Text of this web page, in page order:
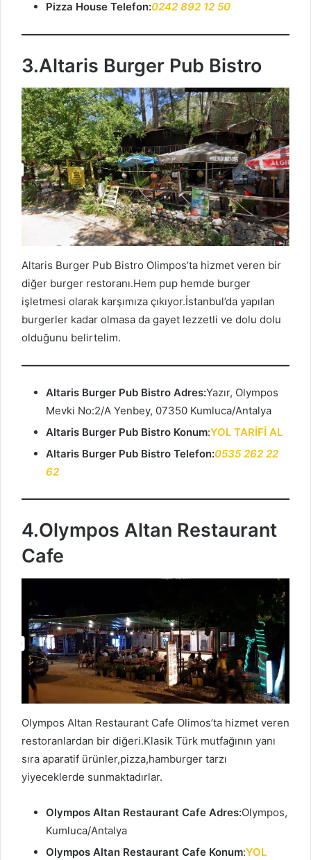
Pizza House Telefon:0242 892 12 50
3.Altaris Burger Pub Bistro
Altaris Burger Pub Bistro Olimpos’ta hizmet veren bir
diğer burger restoranı.Hem pup hemde burger
işletmesi olarak karşımıza çıkıyor.İstanbul’da yapılan
burgerler kadar olmasa da gayet lezzetli ve dolu dolu
olduğunu belirtelim.
Altaris Burger Pub Bistro Adres:Yazır, Olympos
Mevki No:2/A Yenbey, 07350 Kumluca/Antalya
Altaris Burger Pub Bistro Konum:YOL TARİFİ AL
Altaris Burger Pub Bistro Telefon:0535 262 22
62
4.Olympos Altan Restaurant
Cafe
Olympos Altan Restaurant Cafe Olimos’ta hizmet veren
restoranlardan bir diğeri.Klasik Türk mutfağının yanı
sıra aparatif ürünler,pizza,hamburger tarzı
yiyeceklerde sunmaktadırlar.
Olympos Altan Restaurant Cafe Adres:Olympos,
Kumluca/Antalya
Olympos Altan Restaurant Cafe Konum:YOL